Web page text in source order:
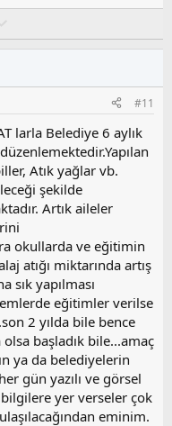
l
s
u
z
o
y
l
a
#11
larla Belediye 6 aylık
Atık yağlar vb.
şekilde
Artık aileler
okullarda ve eğitimin
atığı miktarında artış
yapılması
eğitimler verilse
2 yılda bile bence
başladık bile...amaç
ya da belediyelerin
gün yazılı ve görsel
yer verseler çok
eminim.